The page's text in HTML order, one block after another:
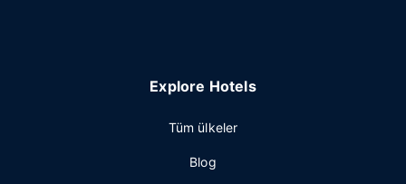
Explore Hotels
Tüm ülkeler
Blog